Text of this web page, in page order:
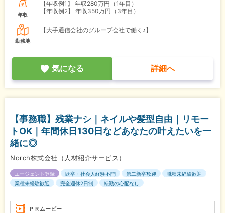
年収
【年収例1】
年収280万円（1年目）
【年収例2】
年収350万円（3年目）
勤務地
【大手通信会社のグループ会社で働く♪】
気になる 詳細へ
【事務職】残業ナシ｜ネイルや髪型自由｜リモー
トOK｜年間休日130日などあなたの叶えたいを一
緒に◎
Norch株式会社（人材紹介サービス）
エージェント登録 既卒・社会人経験不問 第二新卒歓迎
職種未経験歓迎
業種未経験歓迎
完全週休2日制 転勤の心配なし
ＰＲムービー